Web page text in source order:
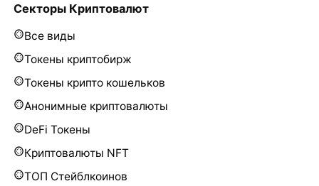
Секторы Криптовалют
Все виды
Токены криптобирж
Токены крипто кошельков
Анонимные криптовалюты
DeFi Токены
Криптовалюты NFT
ТОП Стейблкоинов